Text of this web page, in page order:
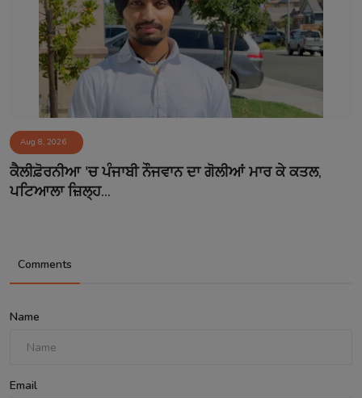
Aug 8, 2026
ਕੈਲੀਫ਼ੋਰਨੀਆ 'ਚ ਪੰਜਾਬੀ ਨੌਜਵਾਨ ਦਾ ਗੋਲੀਆਂ ਮਾਰ ਕੇ ਕਤਲ,
ਪਟਿਆਲਾ ਜ਼ਿਲ੍ਹ...
Comments
Name
Email